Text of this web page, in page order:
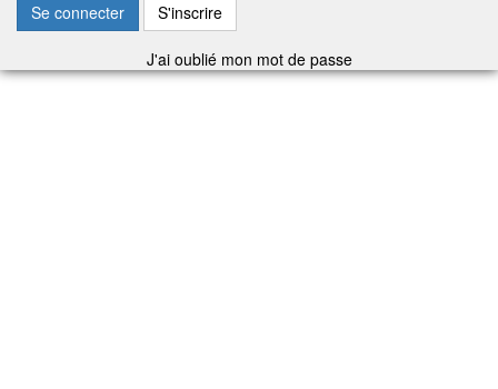
Se connecter S'inscrire
J'ai oublié mon mot de passe